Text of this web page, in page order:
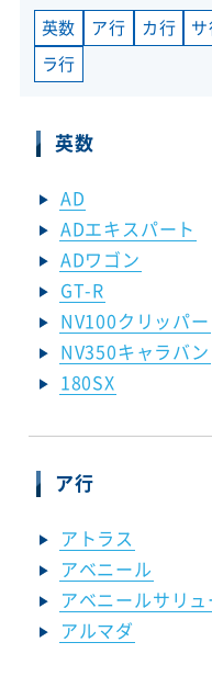
英数 ア行 カ行
ラ行
英数
AD
ADエキスパート
ADワゴン
GT-R
NV100クリッパー
NV350キャラバン
180SX
ア行
アトラス
アベニール
アベニールサリュ
アルマダ